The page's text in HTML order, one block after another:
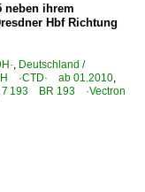
neben ihrem
Hbf Richtung
Deutschland /
·CTD· ab 01.2010
7 193 BR 193 ·Vectron